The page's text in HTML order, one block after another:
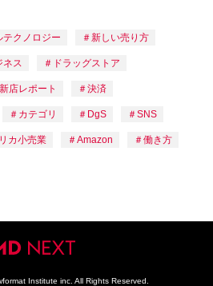
テクノロジー 新しい売り方
ネス ドラッグストア
新店レポート 決済
カテゴリ DgS SNS
カ小売業 Amazon 働き方
Institute inc. All Rights Reserved.